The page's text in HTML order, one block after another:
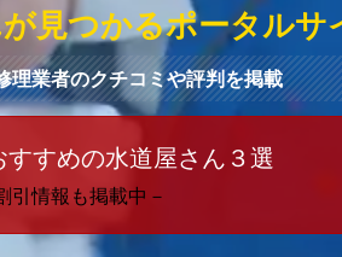
見つかるポータルサ
理業者のクチコミや評判を掲載
すめの水道屋さん３選
引情報も掲載中－